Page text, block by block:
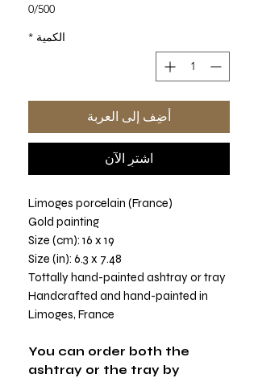
0/500
الكمية *
أضِف إلى العربة
اشترِ الآن
Limoges porcelain (France)
Gold painting
Size (cm): 16 x 19
Size (in): 6.3 x 7.48
Tottally hand-painted ashtray or tray
Handcrafted and hand-painted in
Limoges, France
You can order both the
ashtray or the tray by